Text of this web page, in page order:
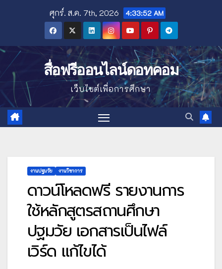
ศุกร์. ส.ค. 7th, 2026 4:33:53 AM
สื่อฟรีออนไลน์ดอทคอม
เว็บไซต์เพื่อการศึกษา
งานปฐมวัย งานวิชาการ
ดาวน์โหลดฟรี รายงานการ
ใช้หลักสูตรสถานศึกษา
ปฐมวัย เอกสารเป็นไฟล์
เวิร์ด แก้ไขได้